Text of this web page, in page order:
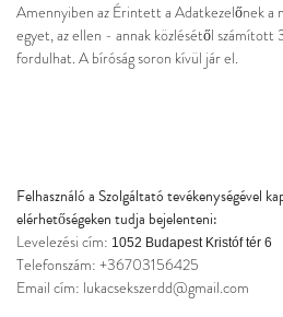
Amennyiben az Érintett a Adatkezelőnek
egyet, az ellen - annak közlésétől számított
fordulhat. A bíróság soron kívül jár el.
Felhasználó a Szolgáltató tevékenységével
elérhetőségeken tudja bejelenteni:
Levelezési cím: 1052 Budapest Kristóf tér 6
Telefonszám: +36703156425
Email cím: lukacsekszerdd@gmail.com